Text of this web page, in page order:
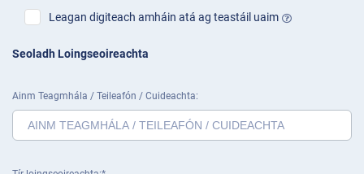
Leagan digiteach amháin atá ag teastáil uaim
Seoladh Loingseoireachta
Ainm Teagmhála / Teileafón / Cuideachta